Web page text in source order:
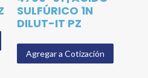
SULFÚRICO 1N
DILUT-IT PZ
Agregar a Cotización